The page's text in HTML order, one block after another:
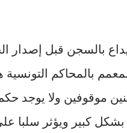
بالسجن قبل إصدار
موقوفين ولا يوجد
كبير ويؤثر سلبا